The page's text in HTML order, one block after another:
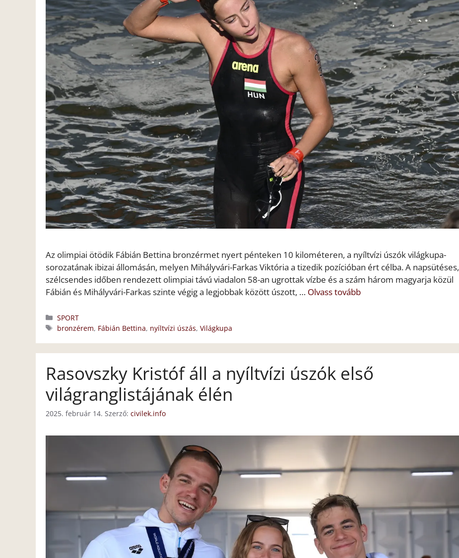
Az olimpiai ötödik Fábián Bettina bronzérmet nyert pénteken 10 kilométeren, a nyíltvízi úszók világkupa-
sorozatának ibizai állomásán, melyen Mihályvári-Farkas Viktória a tizedik pozícióban ért célba. A napsütéses,
szélcsendes időben rendezett olimpiai távú viadalon 58-an ugrottak vízbe és a szám három magyarja közül
Fábián és Mihályvári-Farkas szinte végig a legjobbak között úszott, … Olvass tovább
Kategória
SPORT
Címkék
bronzérem, Fábián Bettina, nyíltvízi úszás,Világkupa
Rasovszky Kristóf áll a nyíltvízi úszók első
világranglistájának élén
2025. február 14. Szerző: civilek.info